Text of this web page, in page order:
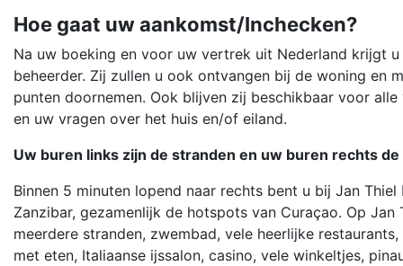
Hoe gaat uw aankomst/Inchecken?
Na uw boeking en voor uw vertrek uit Nederland krijgt
beheerder. Zij zullen u ook ontvangen bij de woning en
punten doornemen. Ook blijven zij beschikbaar voor
en uw vragen over het huis en/of eiland.
Uw buren links zijn de stranden en uw buren rechts de
Binnen 5 minuten lopend naar rechts bent u bij Jan Thiel
Zanzibar, gezamenlijk de hotspots van Curaçao. Op Jan
meerdere stranden, zwembad, vele heerlijke
met eten, Italiaanse ijssalon, casino, vele winkeltjes,